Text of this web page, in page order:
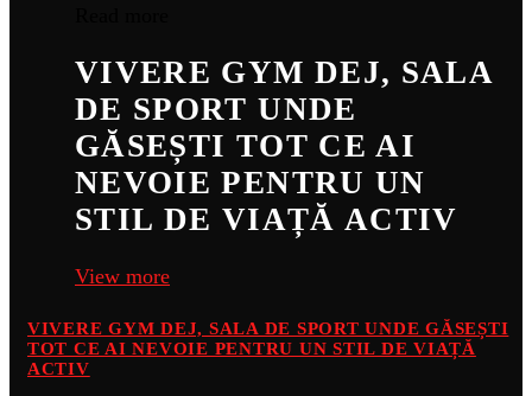
VIVERE GYM DEJ, SALA
DE SPORT UNDE
GĂSEȘTI TOT CE AI
NEVOIE PENTRU UN
STIL DE VIAȚĂ ACTIV
View more
VIVERE GYM DEJ, SALA DE SPORT UNDE GĂSEȘTI
TOT CE AI NEVOIE PENTRU UN STIL DE VIAȚĂ
ACTIV